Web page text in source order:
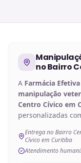
noBairro
A Farmácia Efetiva
manipulação
Centro Cívico em
personalizadas
Entrega no Bairro
Cívico em Curitiba
Atendimento